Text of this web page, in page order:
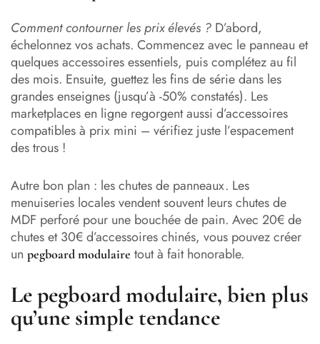
Comment contourner les prix élevés ? D’abord,
échelonnez vos achats. Commencez avec le panneau et
quelques accessoires essentiels, puis complétez au fil
des mois. Ensuite, guettez les fins de série dans les
grandes enseignes (jusqu’à -50% constatés). Les
marketplaces en ligne regorgent aussi d’accessoires
compatibles à prix mini – vérifiez juste l’espacement
des trous !
Autre bon plan : les chutes de panneaux. Les
menuiseries locales vendent souvent leurs chutes de
MDF perforé pour une bouchée de pain. Avec 20€ de
chutes et 30€ d’accessoires chinés, vous pouvez créer
un pegboard modulaire tout à fait honorable.
Le pegboard modulaire, bien plus
qu’une simple tendance